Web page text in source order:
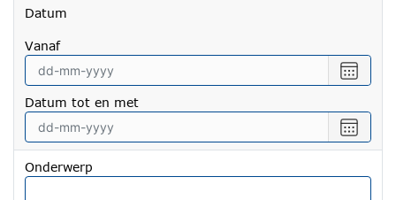
Datum
vanaf
een
vanaf
Datum tot en met
een
tot
Onderwerp